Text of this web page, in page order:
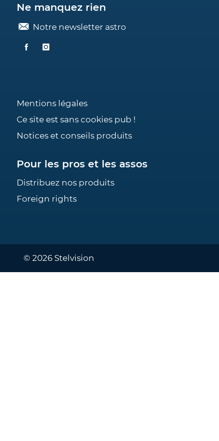
Ne manquez rien
Notre newsletter astro
Mentions légales
Ce site est sans cookies pub !
Notices et conseils produits
Pour les pros et les assos
Distribuez nos produits
Foreign rights
© 2026 Stelvision